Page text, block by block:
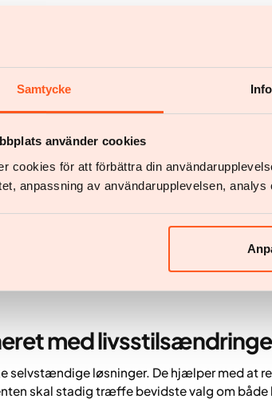
Samtycke
använder cookies
cookies för att förbättra din
anpassning av användarupplevelsen,
lægemiddel, der indeholder en
en dopamin- og
områder i hjernen, der er involveret i
hjælpe med at reducere madetrang og øge
fedtoptagelsen i
Beacita) repræsenterer en anden tilgang. I
fedtet i maden fra at blive optaget i tarmen.
indeholder mange kalorier pr. gram.
af sult eller mæthed, men reducerer i
med
selvstændige løsninger. De hjælper med at
skal stadig træffe bevidste valg om både